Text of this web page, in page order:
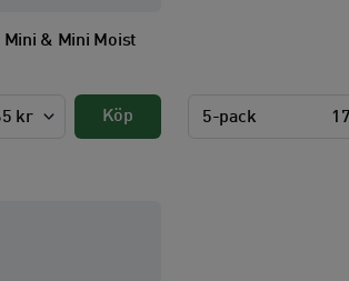
Mini & Mini Moist
kr Köp 5-pack